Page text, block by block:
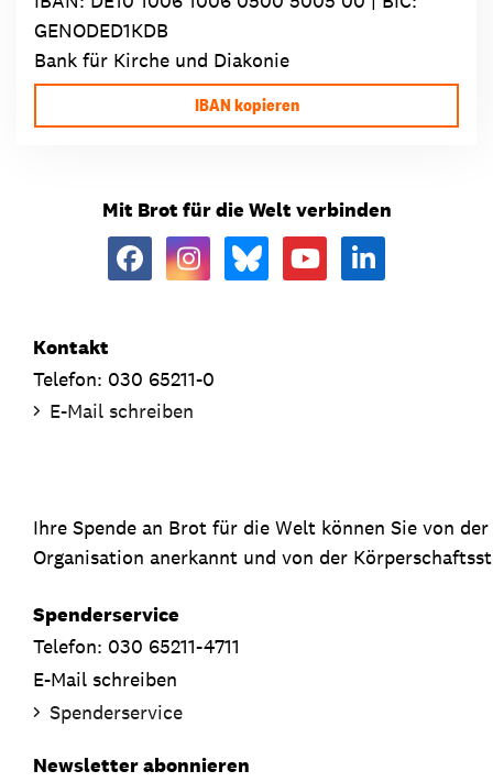
GENODED1KDB
Bank für Kirche und Diakonie
IBAN kopieren
Mit Brot für die Welt verbinden
Kontakt
Telefon: 030 65211-0
E-Mail schreiben
Ihre Spende an Brot für die Welt können Sie von
Organisation anerkannt und von der
Spenderservice
Telefon: 030 65211-4711
E-Mail schreiben
Spenderservice
Newsletter abonnieren